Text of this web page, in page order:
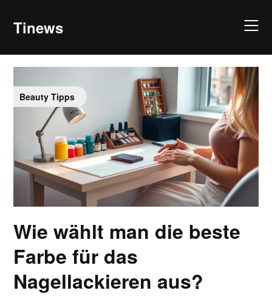
contentTinews
Beauty Tipps
Wie wählt man die beste
Farbe für das
Nagellackieren aus?